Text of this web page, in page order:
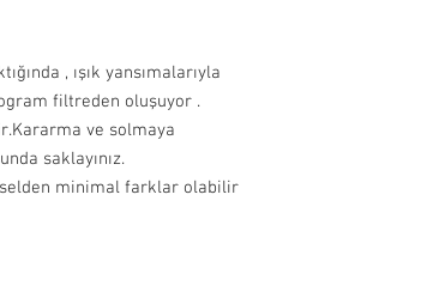
, ışık yansımalarıyla
filtreden oluşuyor .
ve solmaya
saklayınız.
minimal farklar olabilir